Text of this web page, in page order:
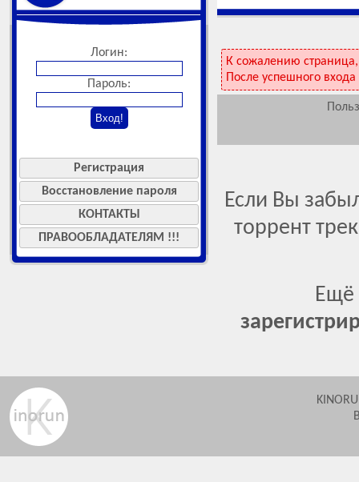
Логин:
Пароль:
Регистрация
Восстановление пароля
КОНТАКТЫ
ПРАВООБЛАДАТЕЛЯМ !!!
К сожалению
После успешного
Если Вы
торрент
Ещё